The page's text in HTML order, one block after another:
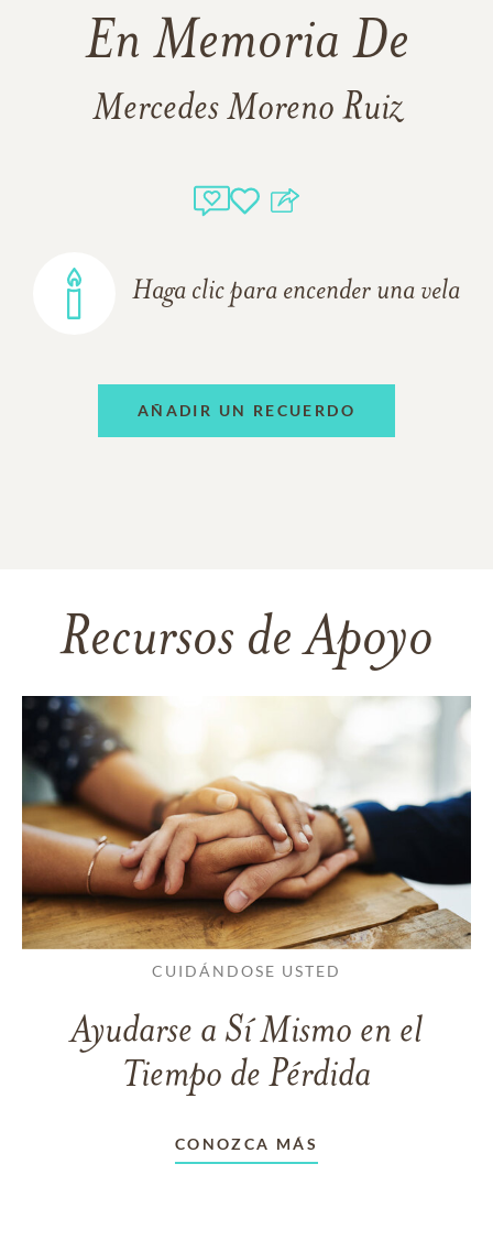
En Memoria De
Mercedes Moreno Ruiz
Haga clic para encender una vela
AÑADIR UN RECUERDO
Recursos de Apoyo
CUIDÁNDOSE USTED
Ayudarse a Sí Mismo en el
Tiempo de Pérdida
CONOZCA MÁS